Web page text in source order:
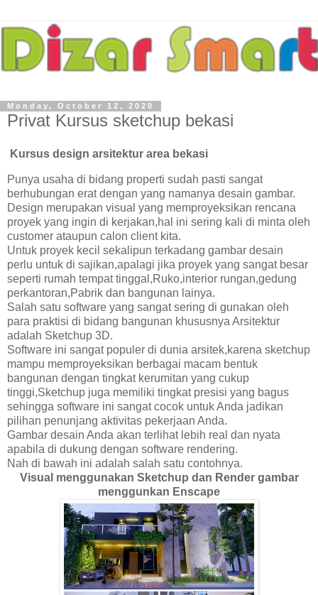
Monday, October 12, 2020
Privat Kursus sketchup bekasi
Kursus design arsitektur area bekasi
Punya usaha di bidang properti sudah pasti sangat
berhubungan erat dengan yang namanya desain gambar.
Design merupakan visual yang memproyeksikan rencana
proyek yang ingin di kerjakan,hal ini sering kali di minta oleh
customer ataupun calon client kita.
Untuk proyek kecil sekalipun terkadang gambar desain
perlu untuk di sajikan,apalagi jika proyek yang sangat besar
seperti rumah tempat tinggal,Ruko,interior rungan,gedung
perkantoran,Pabrik dan bangunan lainya.
Salah satu software yang sangat sering di gunakan oleh
para praktisi di bidang bangunan khususnya Arsitektur
adalah Sketchup 3D.
Software ini sangat populer di dunia arsitek,karena sketchup
mampu memproyeksikan berbagai macam bentuk
bangunan dengan tingkat kerumitan yang cukup
tinggi,Sketchup juga memiliki tingkat presisi yang bagus
sehingga software ini sangat cocok untuk Anda jadikan
pilihan penunjang aktivitas pekerjaan Anda.
Gambar desain Anda akan terlihat lebih real dan nyata
apabila di dukung dengan software rendering.
Nah di bawah ini adalah salah satu contohnya.
Visual menggunakan Sketchup dan Render gambar
menggunkan Enscape